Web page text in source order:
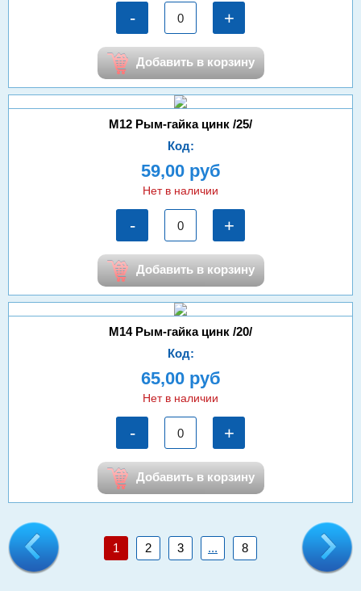
- +
Добавить в корзину
М12 Рым-гайка цинк /25/
Код:
59,00 руб
Нет в наличии
- +
Добавить в корзину
М14 Рым-гайка цинк /20/
Код:
65,00 руб
Нет в наличии
- +
Добавить в корзину
1 2 3 ... 8